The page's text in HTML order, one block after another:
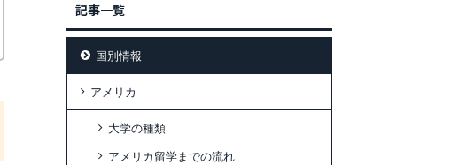
記事一覧
国別情報
アメリカ
大学の種類
アメリカ留学までの流れ